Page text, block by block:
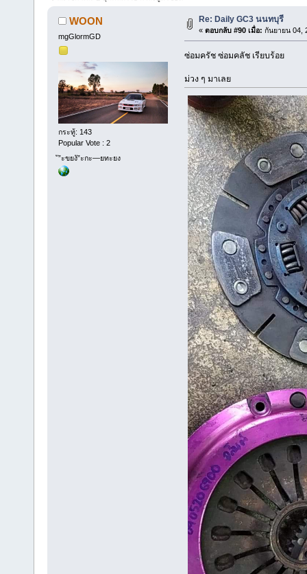
WOON
mgGlormGD
กระทู้: 143
Popular Vote : 2
ั”ะขยงั”ะกะ—ยทะยง
Re: Daily GC3 นนทบุรี
« ตอบกลับ #90 เมื่อ: กันยายน 04,
ซ่อมครัช ซ่อมคลัช เรียบร้อย
ม่วง ๆ มาเลย